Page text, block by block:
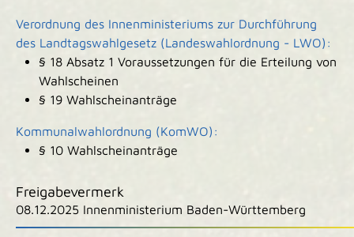
Verordnung des Innenministeriums zur Durchführung
des Landtagswahlgesetz (Landeswahlordnung - LWO):
§ 18 Absatz 1 Voraussetzungen für die Erteilung von
Wahlscheinen
§ 19 Wahlscheinanträge
Kommunalwahlordnung (KomWO):
§ 10 Wahlscheinanträge
Freigabevermerk
08.12.2025 Innenministerium Baden-Württemberg